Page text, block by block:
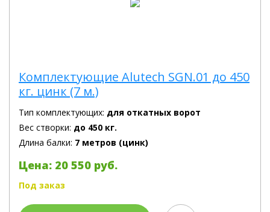
Комплектующие Alutech SGN.01 до 450
кг. цинк (7 м.)
Тип комплектующих: для откатных ворот
Вес створки: до 450 кг.
Длина балки: 7 метров (цинк)
Цена: 20 550 руб.
Под заказ